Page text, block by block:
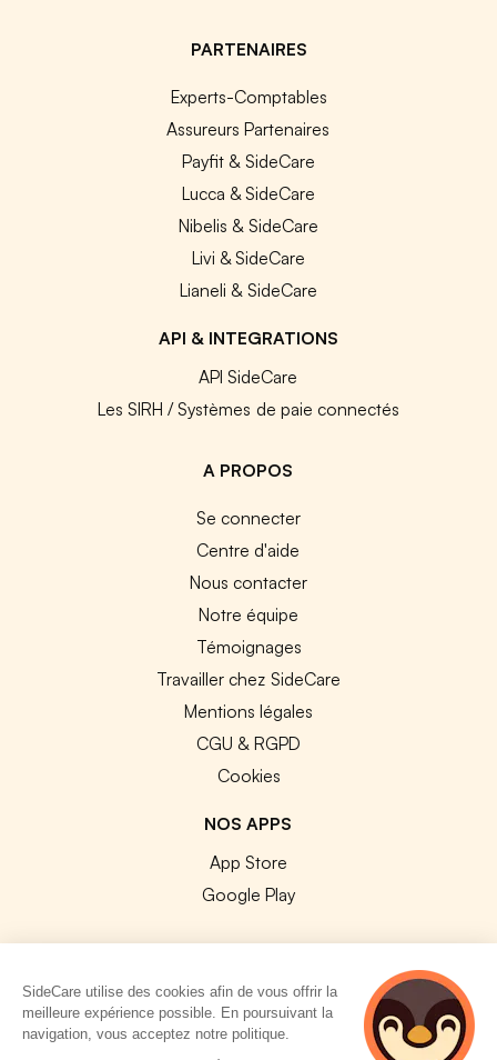
PARTENAIRES
Experts-Comptables
Assureurs Partenaires
Payfit & SideCare
Lucca & SideCare
Nibelis & SideCare
Livi & SideCare
Lianeli & SideCare
API & INTEGRATIONS
API SideCare
Les SIRH / Systèmes de paie connectés
A PROPOS
Se connecter
Centre d'aide
Nous contacter
Notre équipe
Témoignages
Travailler chez SideCare
Mentions légales
CGU & RGPD
Cookies
NOS APPS
App Store
Google Play
© 2026 SideCare. Tous droits réservés.
SideCare utilise des cookies afin de vous offrir la
meilleure expérience possible. En poursuivant la
navigation, vous acceptez notre politique.